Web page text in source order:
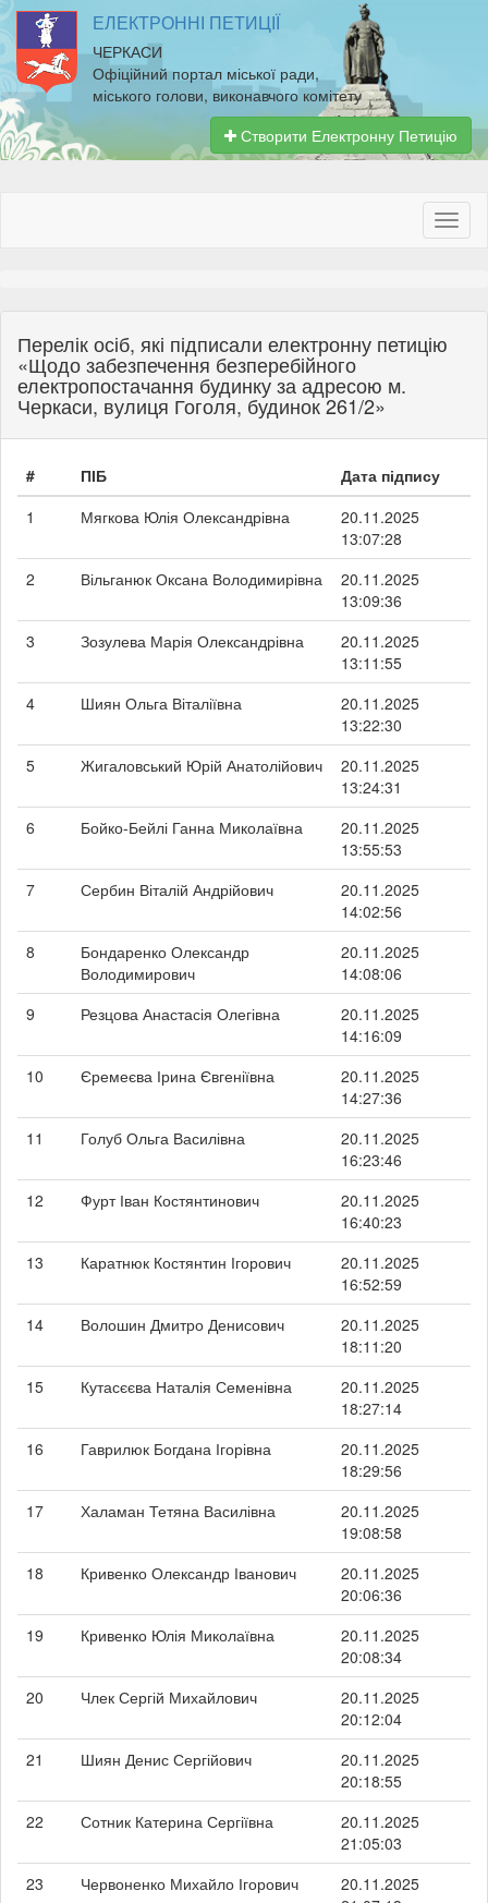
ЕЛЕКТРОННІ ПЕТИЦІЇ
ЧЕРКАСИ
Офіційний портал міської ради,
міського голови, виконавчого комітету
Створити Електронну Петицію
Перелік осіб, які підписали електронну петицію
«Щодо забезпечення безперебійного
електропостачання будинку за адресою м.
Черкаси, вулиця Гоголя, будинок 261/2»
# ПІБ
Дата підпису
1
Мягкова Юлія Олександрівна
20.11.2025
13:07:28
2
Вільганюк Оксана Володимирівна
20.11.2025
13:09:36
3
Зозулева Марія Олександрівна
20.11.2025
13:11:55
4
Шиян Ольга Віталіївна
20.11.2025
13:22:30
5
Жигаловський Юрій Анатолійович
20.11.2025
13:24:31
6
Бойко-Бейлі Ганна Миколаївна
20.11.2025
13:55:53
7
Сербин Віталій Андрійович
20.11.2025
14:02:56
8
Бондаренко Олександр
Володимирович
20.11.2025
14:08:06
9
Резцова Анастасія Олегівна
20.11.2025
14:16:09
10
Єремеєва Ірина Євгеніївна
20.11.2025
14:27:36
11
Голуб Ольга Василівна
20.11.2025
16:23:46
12
Фурт Іван Костянтинович
20.11.2025
16:40:23
13
Каратнюк Костянтин Ігорович
20.11.2025
16:52:59
14
Волошин Дмитро Денисович
20.11.2025
18:11:20
15
Кутасєєва Наталія Семенівна
20.11.2025
18:27:14
16
Гаврилюк Богдана Ігорівна
20.11.2025
18:29:56
17
Халаман Тетяна Василівна
20.11.2025
19:08:58
18
Кривенко Олександр Іванович
20.11.2025
20:06:36
19
Кривенко Юлія Миколаївна
20.11.2025
20:08:34
20
Члек Сергій Михайлович
20.11.2025
20:12:04
21
Шиян Денис Сергійович
20.11.2025
20:18:55
22
Сотник Катерина Сергіївна
20.11.2025
21:05:03
23
Червоненко Михайло Ігорович
20.11.2025